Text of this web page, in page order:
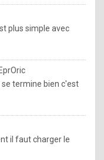
plus simple avec
termine bien c'est
il faut charger le